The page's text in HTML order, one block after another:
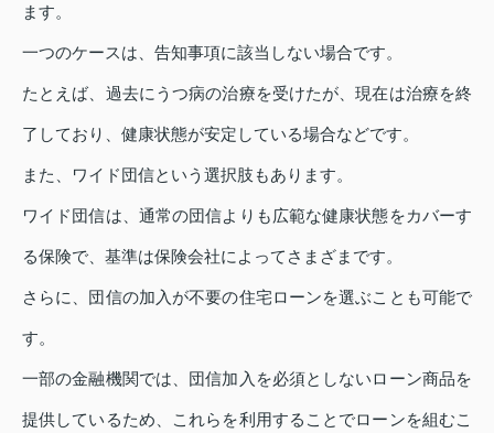
ます。
一つのケースは、告知事項に該当しない場合です。
たとえば、過去にうつ病の治療を受けたが、現在は治療を終
了しており、健康状態が安定している場合などです。
また、ワイド団信という選択肢もあります。
ワイド団信は、通常の団信よりも広範な健康状態をカバーす
る保険で、基準は保険会社によってさまざまです。
さらに、団信の加入が不要の住宅ローンを選ぶことも可能で
す。
一部の金融機関では、団信加入を必須としないローン商品を
提供しているため、これらを利用することでローンを組むこ